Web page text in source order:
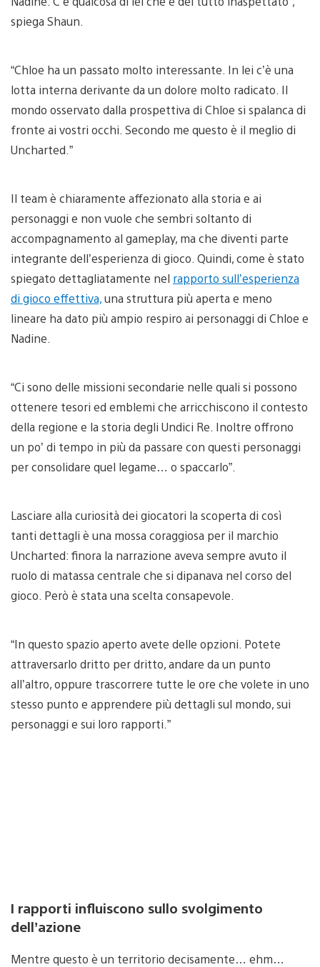
spiega Shaun.
“Chloe ha un passato molto interessante. In lei c’è una
lotta interna derivante da un dolore molto radicato. Il
mondo osservato dalla prospettiva di Chloe si spalanca di
fronte ai vostri occhi. Secondo me questo è il meglio di
Uncharted.”
Il team è chiaramente affezionato alla storia e ai
personaggi e non vuole che sembri soltanto di
accompagnamento al gameplay, ma che diventi parte
integrante dell’esperienza di gioco. Quindi, come è stato
spiegato dettagliatamente nel rapporto sull’esperienza
di gioco effettiva,una struttura più aperta e meno
lineare ha dato più ampio respiro ai personaggi di Chloe e
Nadine.
“Ci sono delle missioni secondarie nelle quali si possono
ottenere tesori ed emblemi che arricchiscono il contesto
della regione e la storia degli Undici Re. Inoltre offrono
un po’ di tempo in più da passare con questi personaggi
per consolidare quel legame… o spaccarlo”.
Lasciare alla curiosità dei giocatori la scoperta di così
tanti dettagli è una mossa coraggiosa per il marchio
Uncharted: finora la narrazione aveva sempre avuto il
ruolo di matassa centrale che si dipanava nel corso del
gioco. Però è stata una scelta consapevole.
“In questo spazio aperto avete delle opzioni. Potete
attraversarlo dritto per dritto, andare da un punto
all’altro, oppure trascorrere tutte le ore che volete in uno
stesso punto e apprendere più dettagli sul mondo, sui
personaggi e sui loro rapporti.”
I rapporti influiscono sullo svolgimento
dell’azione
Mentre questo è un territorio decisamente… ehm…